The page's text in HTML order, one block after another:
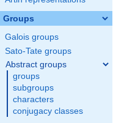
Groups
Galois groups
Sato-Tate groups
Abstract groups
groups
subgroups
characters
conjugacy classes